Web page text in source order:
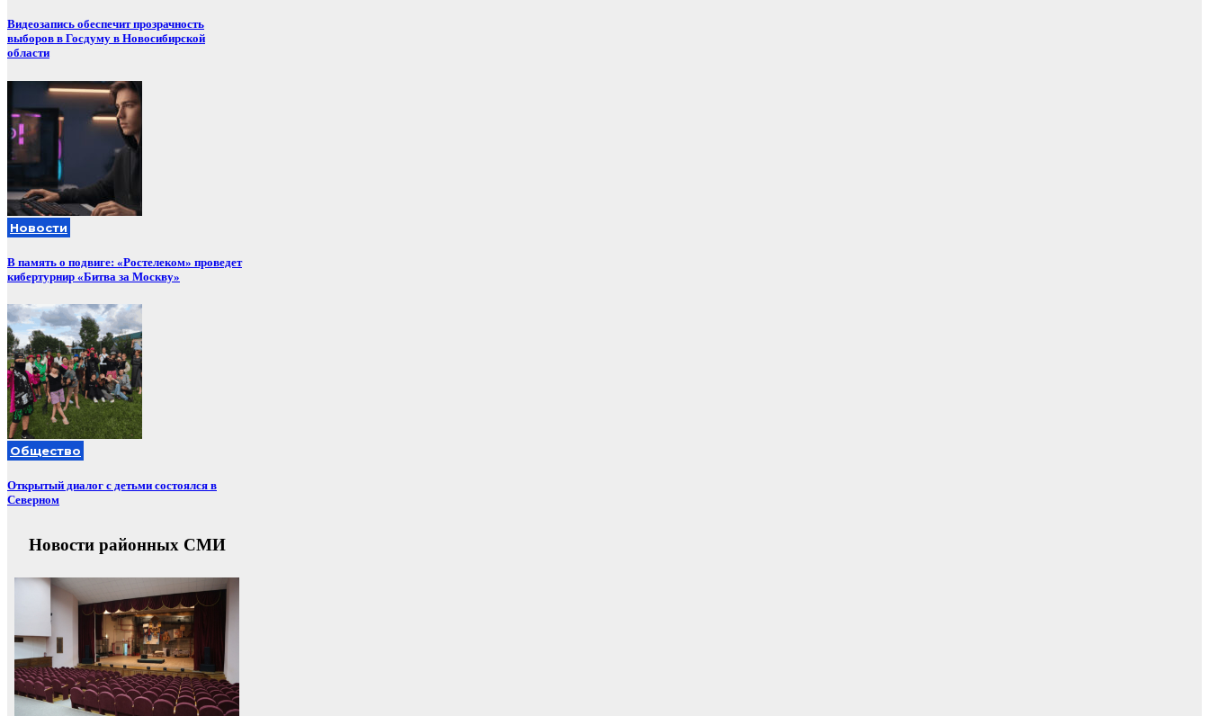
Видеозапись обеспечит прозрачность
выборов в Госдуму в Новосибирской
области
Новости
В память о подвиге: «Ростелеком» проведет
кибертурнир «Битва за Москву»
Общество
Открытый диалог с детьми состоялся в
Северном